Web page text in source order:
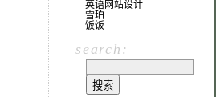
英语网站设计
雪珀
饭饭
search: